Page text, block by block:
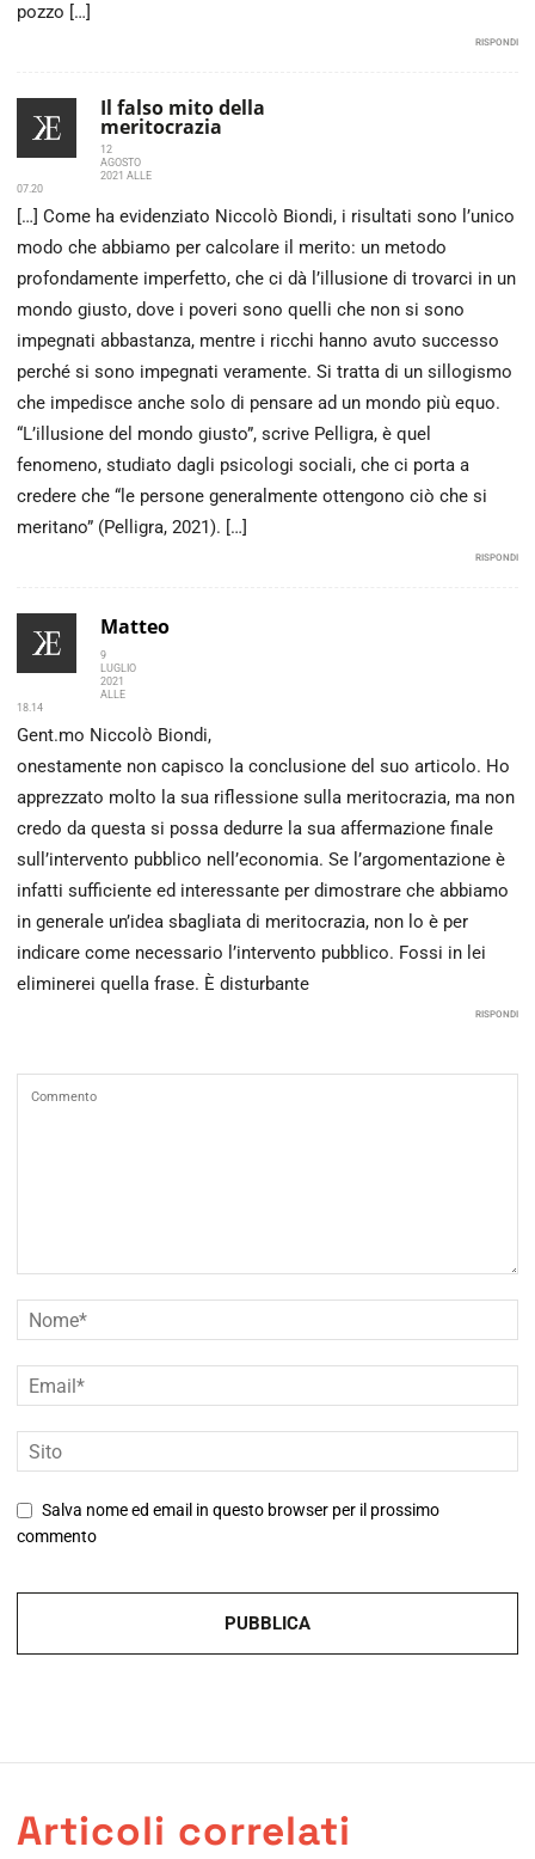
pozzo […]
RISPONDI
Il falso mito della
meritocrazia
12
AGOSTO
2021 ALLE
07.20
[…] Come ha evidenziato Niccolò Biondi, i risultati sono l’unico
modo che abbiamo per calcolare il merito: un metodo
profondamente imperfetto, che ci dà l’illusione di trovarci in un
mondo giusto, dove i poveri sono quelli che non si sono
impegnati abbastanza, mentre i ricchi hanno avuto successo
perché si sono impegnati veramente. Si tratta di un sillogismo
che impedisce anche solo di pensare ad un mondo più equo.
“L’illusione del mondo giusto”, scrive Pelligra, è quel
fenomeno, studiato dagli psicologi sociali, che ci porta a
credere che “le persone generalmente ottengono ciò che si
meritano” (Pelligra, 2021). […]
RISPONDI
Matteo
9
LUGLIO
2021
ALLE
18.14
Gent.mo Niccolò Biondi,
onestamente non capisco la conclusione del suo articolo. Ho
apprezzato molto la sua riflessione sulla meritocrazia, ma non
credo da questa si possa dedurre la sua affermazione finale
sull’intervento pubblico nell’economia. Se l’argomentazione è
infatti sufficiente ed interessante per dimostrare che abbiamo
in generale un’idea sbagliata di meritocrazia, non lo è per
indicare come necessario l’intervento pubblico. Fossi in lei
eliminerei quella frase. È disturbante
RISPONDI
Salva nome ed email in questo browser per il prossimo
commento
Articoli correlati